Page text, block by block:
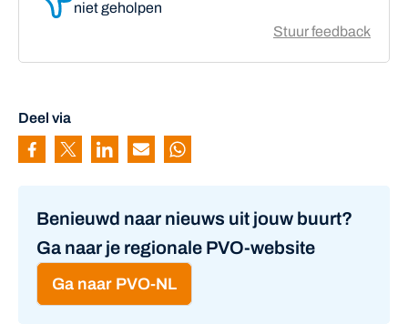
niet geholpen
Stuur feedback
Deel via
Pagina delen via Facebook
Pagina delen via Twitter
Pagina delen via Linkedin
Pagina delen via Mail
Pagina delen via Whatsapp
Benieuwd naar nieuws uit jouw buurt?
Ga naar je regionale PVO-website
Ga naar PVO-NL